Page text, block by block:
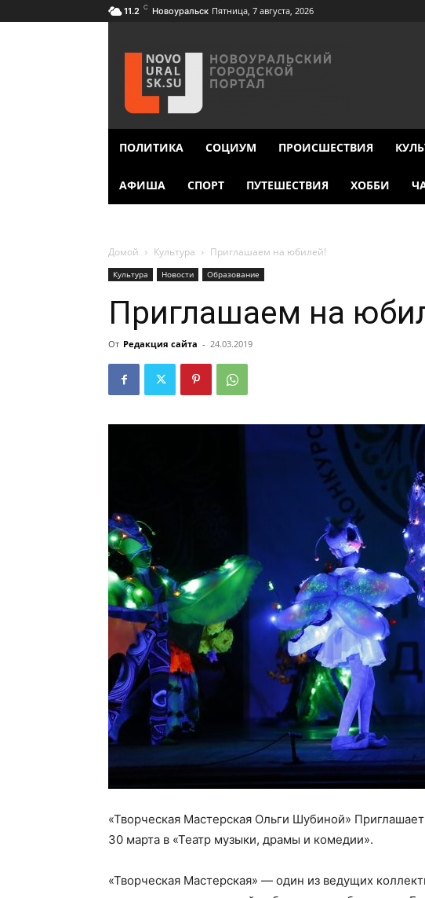
11.2 C Новоуральск Пятница, 7 августа, 2026
ПОЛИТИКА СОЦИУМ ПРОИСШЕСТВИЯ
АФИША СПОРТ ПУТЕШЕСТВИЯ ХОББИ
Домой Культура Приглашаем на юбилей!
Культура Новости Образование
Приглашаем на
От Редакция сайта - 24.03.2019
«Творческая Мастерская Ольги Шубиной»
30 марта в «Театр музыки, драмы и комедии».
«Творческая Мастерская» — один из ведущих